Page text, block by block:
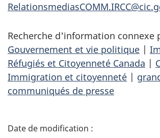
Recherche d'information connexe
Gouvernement et vie politique |
Réfugiés et Citoyenneté Canada |
Immigration et citoyenneté |
communiqués de presse
D